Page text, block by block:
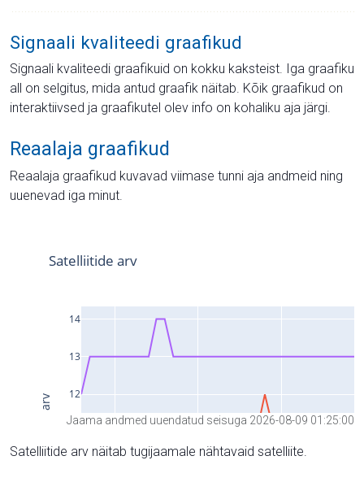
Signaali kvaliteedi graafikud
Signaali kvaliteedi graafikuid on kokku kaksteist. Iga graafiku
all on selgitus, mida antud graafik näitab. Kõik graafikud on
interaktiivsed ja graafikutel olev info on kohaliku aja järgi.
Reaalaja graafikud
Reaalaja graafikud kuvavad viimase tunni aja andmeid ning
uuenevad iga minut.
Jaama andmed uuendatud seisuga 2026-08-09 01:25:00
Satelliitide arv näitab tugijaamale nähtavaid satelliite.